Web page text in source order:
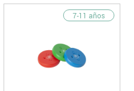
7-11 años